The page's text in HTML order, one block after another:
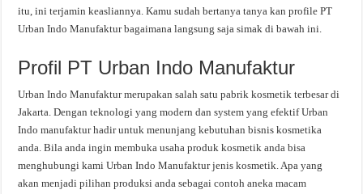
itu, ini terjamin keasliannya. Kamu sudah bertanya tanya kan profile PT
Urban Indo Manufaktur bagaimana langsung saja simak di bawah ini.
Profil PT Urban Indo Manufaktur
Urban Indo Manufaktur merupakan salah satu pabrik kosmetik terbesar di
Jakarta. Dengan teknologi yang modern dan system yang efektif Urban
Indo manufaktur hadir untuk menunjang kebutuhan bisnis kosmetika
anda. Bila anda ingin membuka usaha produk kosmetik anda bisa
menghubungi kami Urban Indo Manufaktur jenis kosmetik. Apa yang
akan menjadi pilihan produksi anda sebagai contoh aneka macam